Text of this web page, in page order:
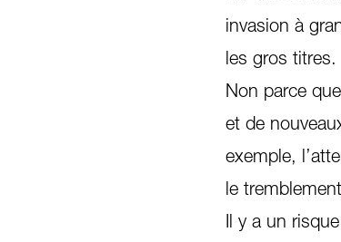
invasion à
les gros
Non parce
et de
exemple,
le
Il y a un